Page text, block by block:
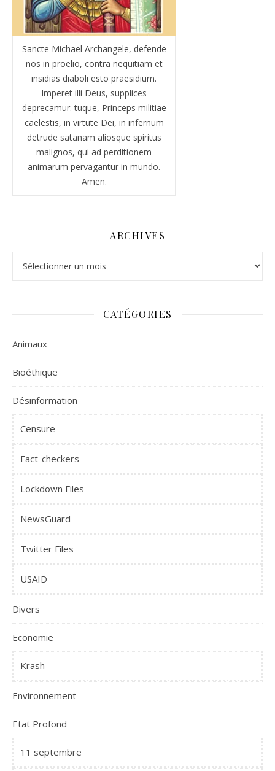
Sancte Michael Archangele, defende
nos in proelio, contra nequitiam et
insidias diaboli esto praesidium.
Imperet illi Deus, supplices
deprecamur: tuque, Princeps militiae
caelestis, in virtute Dei, in infernum
detrude satanam aliosque spiritus
malignos, qui ad perditionem
animarum pervagantur in mundo.
Amen.
ARCHIVES
CATÉGORIES
Animaux
Bioéthique
Désinformation
Censure
Fact-checkers
Lockdown Files
NewsGuard
Twitter Files
USAID
Divers
Economie
Krash
Environnement
Etat Profond
11 septembre